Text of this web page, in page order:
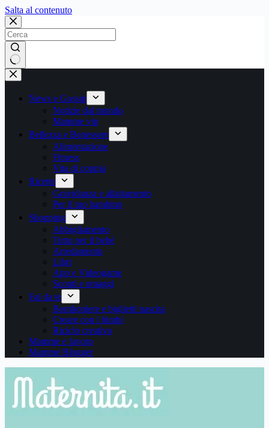
Salta al contenutoSalta
contenuto
Nessun
risultato
News e Gossip
Notizie dal mondo
Mamme vip
Bellezza e Benessere
Alimentazione
Fitness
Vita di coppia
Ricette
Gravidanza e allattamento
Per il tuo bambino
Shopping
Abbigliamento
Tutto per il bebè
Arredamento
Libri
App e Videogame
Sconti e omaggi
Fai da te
Bomboniere e biglietti nascita
Creare con i bimbi
Riciclo creativo
Mamme e lavoro
Mamme Blogger